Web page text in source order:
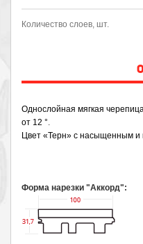
Количество слоев, шт.
Однослойная мягкая
от 12 °.
Цвет «Терн» с насыщенным и
Форма нарезки "Аккорд":